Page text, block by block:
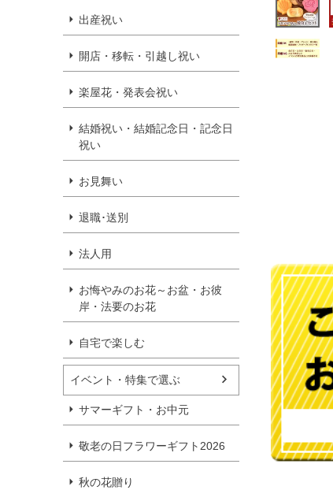
出産祝い
開店・移転・引越し祝い
楽屋花・発表会祝い
結婚祝い・結婚記念日・記念日
祝い
お見舞い
退職･送別
法人用
お悔やみのお花～お盆・お彼
岸・法要のお花
自宅で楽しむ
イベント・特集で選ぶ
サマーギフト・お中元
敬老の日フラワーギフト2026
秋の花贈り